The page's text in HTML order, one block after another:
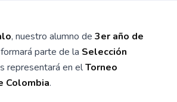
, nuestro alumno de 3er año de
parte de la Selección
representará en elTorneo
Colombia.